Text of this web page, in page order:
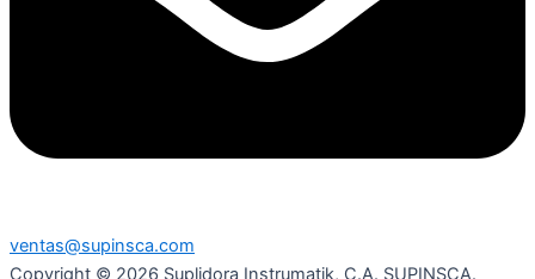
ventas@supinsca.com
Copyright © 2026 Suplidora Instrumatik, C.A. SUPINSCA.